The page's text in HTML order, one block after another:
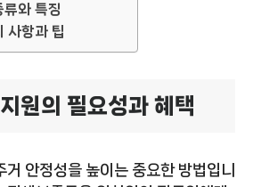
와 특징
사항과 팁
원의 필요성과 혜택
거 안정성을 높이는 중요한 방법입니